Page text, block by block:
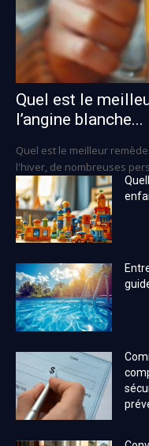
Quel est le
l’angine blanche...
Quel est le meilleur
l'hiver, de nombreuses